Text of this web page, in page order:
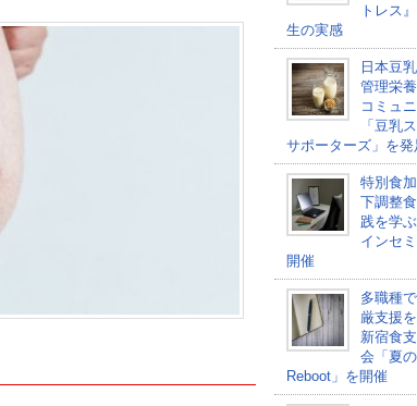
トレス
生の実感
日本豆乳
管理栄
コミュ
「豆乳
サポーターズ」を発
特別食
下調整
践を学
インセ
開催
多職種
厳支援
新宿食
会「夏の
Reboot」を開催